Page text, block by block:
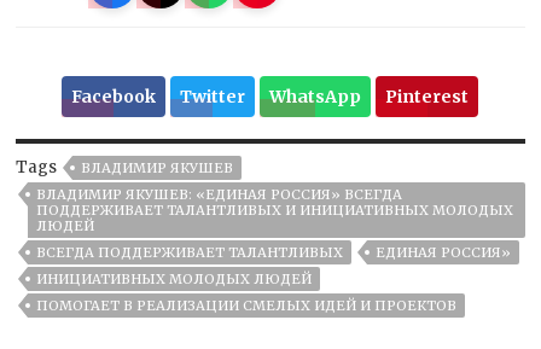
Facebook Twitter WhatsApp Pinterest
Tags
ВЛАДИМИР ЯКУШЕВ
ВЛАДИМИР ЯКУШЕВ: «ЕДИНАЯ РОССИЯ» ВСЕГДА
ПОДДЕРЖИВАЕТ ТАЛАНТЛИВЫХ И ИНИЦИАТИВНЫХ МОЛОДЫХ
ЛЮДЕЙ
ВСЕГДА ПОДДЕРЖИВАЕТ ТАЛАНТЛИВЫХ
ЕДИНАЯ РОССИЯ»
ИНИЦИАТИВНЫХ МОЛОДЫХ ЛЮДЕЙ
ПОМОГАЕТ В РЕАЛИЗАЦИИ СМЕЛЫХ ИДЕЙ И ПРОЕКТОВ